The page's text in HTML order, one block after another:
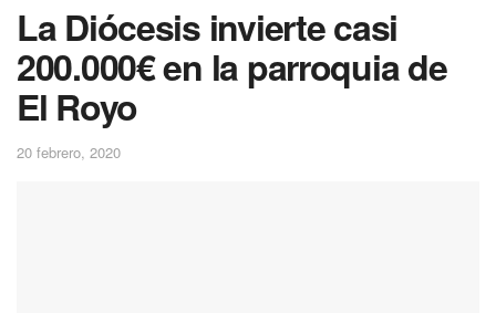
La Diócesis invierte casi
200.000€ en la parroquia de
El Royo
20 febrero, 2020